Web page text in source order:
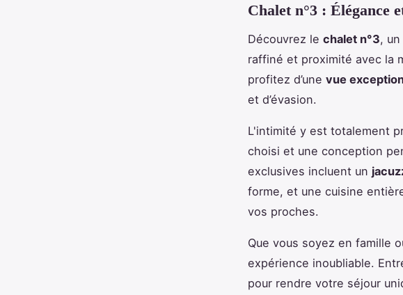
Chalet n°3 : Élégance
Découvrez le chalet n°3,
raffiné et proximité avec la
profitez d’une vue
et d’évasion.
L'intimité y est totalement
choisi et une conception
exclusives incluent un
forme, et une cuisine
vos proches.
Que vous soyez en famille
expérience inoubliable.
pour rendre votre séjour